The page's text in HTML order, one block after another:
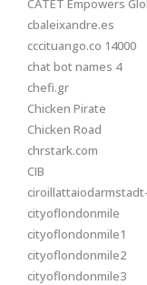
CATET Empowers
cbaleixandre.es
cccituango.co 14000
chat bot names 4
chefi.gr
Chicken Pirate
Chicken Road
chrstark.com
CIB
cityoflondonmile
cityoflondonmile1
cityoflondonmile2
cityoflondonmile3